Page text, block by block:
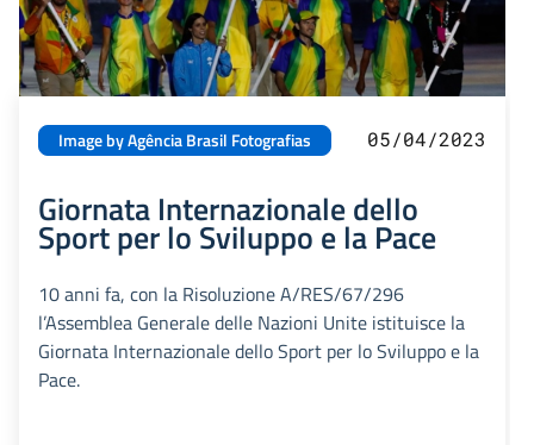
Image by Agência Brasil Fotografias 05/04/2023
Giornata Internazionale dello
Sport per lo Sviluppo e la Pace
10 anni fa, con la Risoluzione A/RES/67/296
l’Assemblea Generale delle Nazioni Unite istituisce la
Giornata Internazionale dello Sport per lo Sviluppo e la
Pace.